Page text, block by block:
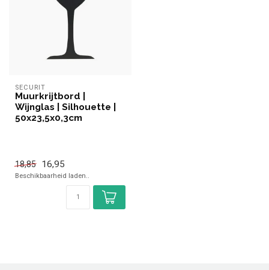
SECURIT
Muurkrijtbord |
Wijnglas | Silhouette |
50x23,5x0,3cm
18,85 16,95
Beschikbaarheid laden..